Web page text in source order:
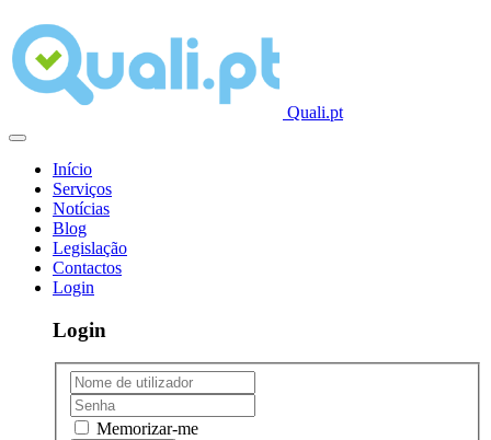
Quali.pt
Início
Serviços
Notícias
Blog
Legislação
Contactos
Login
Login
Memorizar-me